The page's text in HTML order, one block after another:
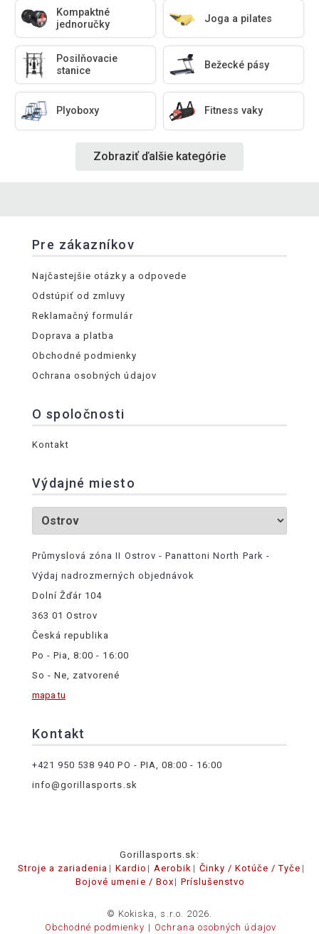
Kompaktné
jednoručky
Joga a pilates
Posilňovacie
stanice
Bežecké pásy
Plyoboxy Fitness vaky
Zobraziť ďalšie kategórie
Pre zákazníkov
Najčastejšie otázky a odpovede
Odstúpiť od zmluvy
Reklamačný formulár
Doprava a platba
Obchodné podmienky
Ochrana osobných údajov
O spoločnosti
Kontakt
Výdajné miesto
Průmyslová zóna II Ostrov - Panattoni North Park -
Výdaj nadrozmerných objednávok
Dolní Žďár 104
363 01 Ostrov
Česká republika
Po - Pia, 8:00 - 16:00
So - Ne, zatvorené
mapa tu
Kontakt
+421 950 538 940 PO - PIA, 08:00 - 16:00
info@gorillasports.sk
Gorillasports.sk:
Stroje a zariadenia
Kardio Aerobik
Činky / Kotúče / Tyče
Bojové umenie / Box
Príslušenstvo
© Kokiska, s.r.o. 2026.
Obchodné podmienky
Ochrana osobných údajov